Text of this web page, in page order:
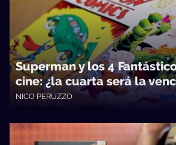
Superman y los 4
cine: ¿la cuarta será la
NICO PERUZZO
No Toquen Nada • 24/06/2025